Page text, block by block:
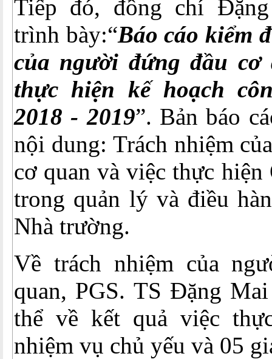
Tiếp đó, đồng chí
trình bày:“Báo cáo kiểm
của người đứng đầu cơ
thực hiện kế hoạch
2018 - 2019”. Bản báo
nội dung: Trách nhiệm
cơ quan và việc thực hiện
trong quản lý và điều
Nhà trường.
Về trách nhiệm của
quan, PGS. TS Đặng
thể về kết quả việc
nhiệm vụ chủ yếu và 05